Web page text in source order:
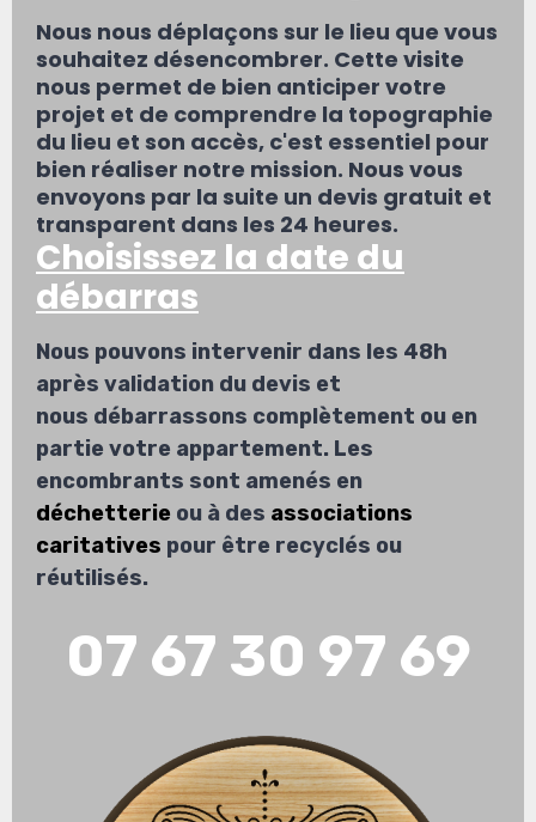
Nous nous déplaçons sur le lieu que vous
souhaitez désencombrer. Cette visite
nous permet de bien anticiper votre
projet et de comprendre la topographie
du lieu et son accès, c'est essentiel pour
bien réaliser notre mission. Nous vous
envoyons par la suite un devis gratuit et
transparent dans les 24 heures.
Choisissez la date du
débarras
Nous pouvons intervenir dans les 48h
après validation du devis et
nous débarrassons complètement ou en
partie votre appartement. Les
encombrants sont amenés en
déchetterie ou à des associations
caritatives pour être recyclés ou
réutilisés.
07 67 30 97 69